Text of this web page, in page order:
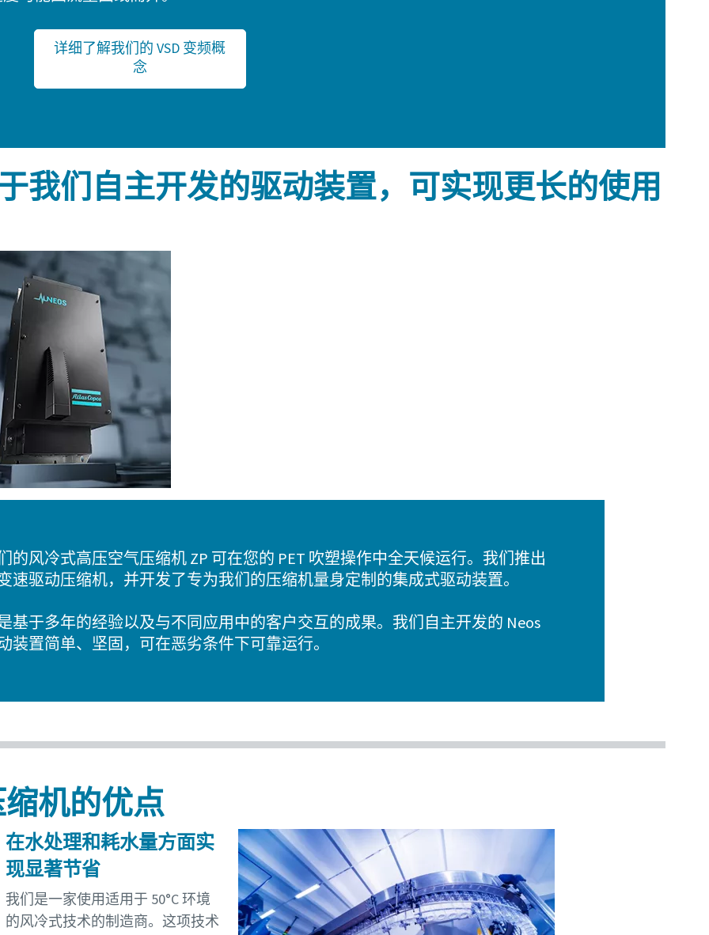
详细了解我们的 VSD 变频概
念
我们自主开发的驱动装置，可实现更长的使用
的风冷式高压空气压缩机 ZP 可在您的 PET 吹塑操作中全天候运行。我们推出
速驱动压缩机，并开发了专为我们的压缩机量身定制的集成式驱动装置。
基于多年的经验以及与不同应用中的客户交互的成果。我们自主开发的 Neos
装置简单、坚固，可在恶劣条件下可靠运行。
缩机的优点
在水处理和耗水量方面实
现显著节省
我们是一家使用适用于 50°C 环境
的风冷式技术的制造商。这项技术